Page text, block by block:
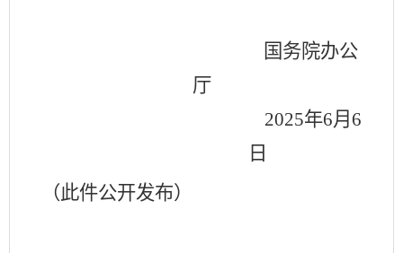
国务院办公
厅
2025年6月6
日
（此件公开发布）